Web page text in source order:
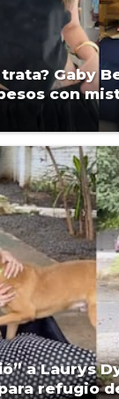
Gaby
con
a Laurys
refugio